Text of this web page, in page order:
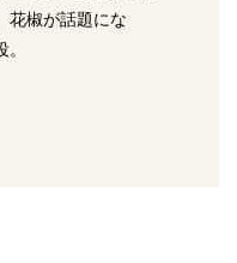
花椒が話題にな